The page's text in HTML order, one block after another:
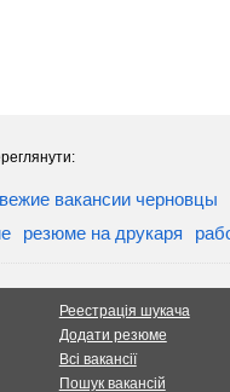
вакансии черновцы
резюме на друкаря
Реестрація шукача
Додати резюме
Всі вакансії
Пошук вакансій